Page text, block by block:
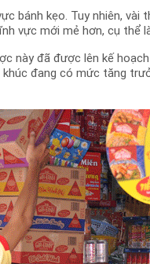
bánh kẹo. Tuy nhiên, vài
vực mới mẻ hơn, cụ thể
này đã được lên kế
đang có mức tăng